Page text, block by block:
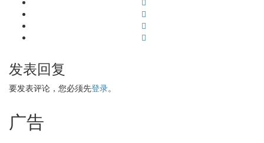
发表回复
要发表评论，您必须先登录。
广告